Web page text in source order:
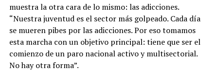
muestra la otra cara de lo mismo: las adicciones.
“Nuestra juventud es el sector más golpeado. Cada día
se mueren pibes por las adicciones. Por eso tomamos
esta marcha con un objetivo principal: tiene que ser el
comienzo de un paro nacional activo y multisectorial.
No hay otra forma”.